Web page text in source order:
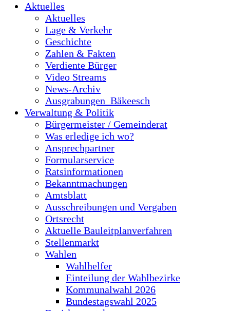
Aktuelles
Aktuelles
Lage & Verkehr
Geschichte
Zahlen & Fakten
Verdiente Bürger
Video Streams
News-Archiv
Ausgrabungen_Bäkeesch
Verwaltung & Politik
Bürgermeister / Gemeinderat
Was erledige ich wo?
Ansprechpartner
Formularservice
Ratsinformationen
Bekanntmachungen
Amtsblatt
Ausschreibungen und Vergaben
Ortsrecht
Aktuelle Bauleitplanverfahren
Stellenmarkt
Wahlen
Wahlhelfer
Einteilung der Wahlbezirke
Kommunalwahl 2026
Bundestagswahl 2025